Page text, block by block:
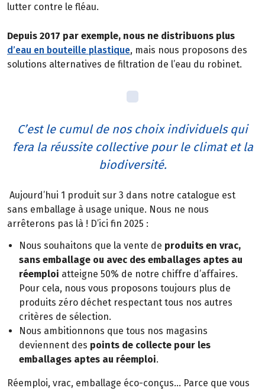
lutter contre le fléau.
Depuis 2017 par exemple, nous ne distribuons plus
d’eau en bouteille plastique, mais nous proposons des
solutions alternatives de filtration de l’eau du robinet.
C’est le cumul de nos choix individuels qui
fera la réussite collective pour le climat et la
biodiversité.
Aujourd’hui 1 produit sur 3 dans notre catalogue est
sans emballage à usage unique. Nous ne nous
arrêterons pas là ! D’ici fin 2025 :
Nous souhaitons que la vente de produits en vrac,
sans emballage ou avec des emballages aptes au
réemploi atteigne 50% de notre chiffre d’affaires.
Pour cela, nous vous proposons toujours plus de
produits zéro déchet respectant tous nos autres
critères de sélection.
Nous ambitionnons que tous nos magasins
deviennent des points de collecte pour les
emballages aptes au réemploi.
Réemploi, vrac, emballage éco-conçus… Parce que vous